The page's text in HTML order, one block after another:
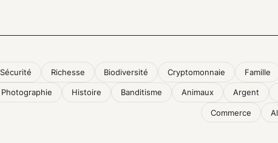
Sécurité Richesse Biodiversité Cryptomonnaie Famille
Photographie Histoire Banditisme Animaux Argent
Commerce